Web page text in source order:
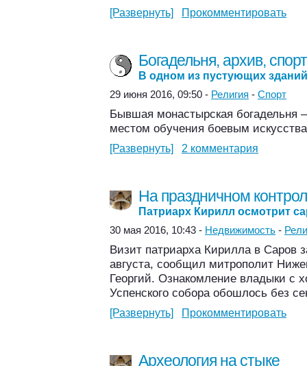
[Развернуть] Прокомментировать
Богадельня, архив,
В одном из пустующих
29 июня 2016, 09:50 - Религия - Спорт
Бывшая монастырская
местом обучения боевым
[Развернуть] 2 комментария
На праздничном
Патриарх Кирилл осмотрит
30 мая 2016, 10:43 - Недвижимость -
Визит патриарха Кирилла в Саров
августа, сообщил митрополит
Георгий. Ознакомление владыки с
Успенского собора обошлось без
[Развернуть] Прокомментировать
Археология на стыке